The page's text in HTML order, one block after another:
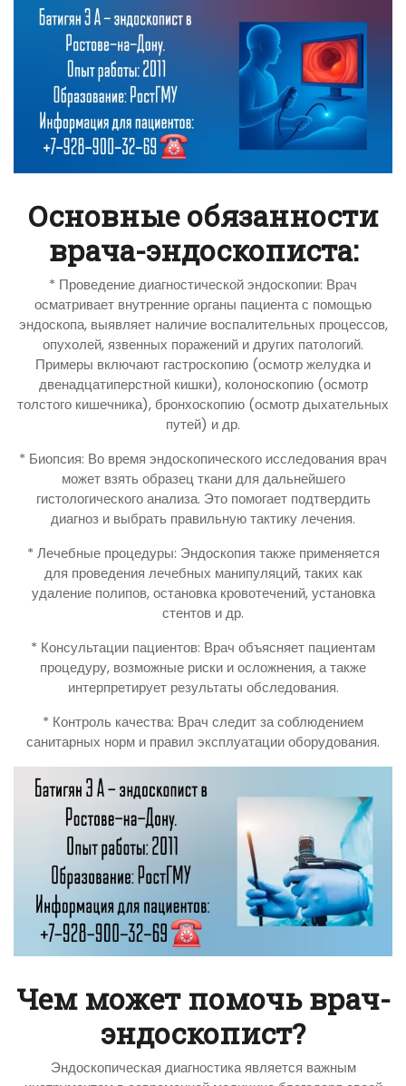
Основные обязанности
врача-эндоскописта:
* Проведение диагностической эндоскопии: Врач
осматривает внутренние органы пациента с помощью
эндоскопа, выявляет наличие воспалительных процессов,
опухолей, язвенных поражений и других патологий.
Примеры включают гастроскопию (осмотр желудка и
двенадцатиперстной кишки), колоноскопию (осмотр
толстого кишечника), бронхоскопию (осмотр дыхательных
путей) и др.
* Биопсия: Во время эндоскопического исследования врач
может взять образец ткани для дальнейшего
гистологического анализа. Это помогает подтвердить
диагноз и выбрать правильную тактику лечения.
* Лечебные процедуры: Эндоскопия также применяется
для проведения лечебных манипуляций, таких как
удаление полипов, остановка кровотечений, установка
стентов и др.
* Консультации пациентов: Врач объясняет пациентам
процедуру, возможные риски и осложнения, а также
интерпретирует результаты обследования.
* Контроль качества: Врач следит за соблюдением
санитарных норм и правил эксплуатации оборудования.
Чем может помочь врач-
эндоскопист?
Эндоскопическая диагностика является важным